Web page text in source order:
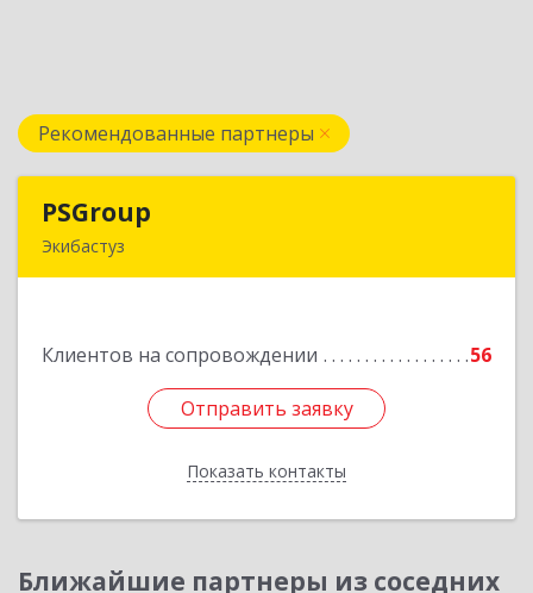
Рекомендованные партнеры
PSGroup
Экибастуз
Клиентов на сопровождении 56
Отправить заявку
Показать контакты
Подробнее
Отправить заявку
Назад
Ближайшие партнеры из соседних